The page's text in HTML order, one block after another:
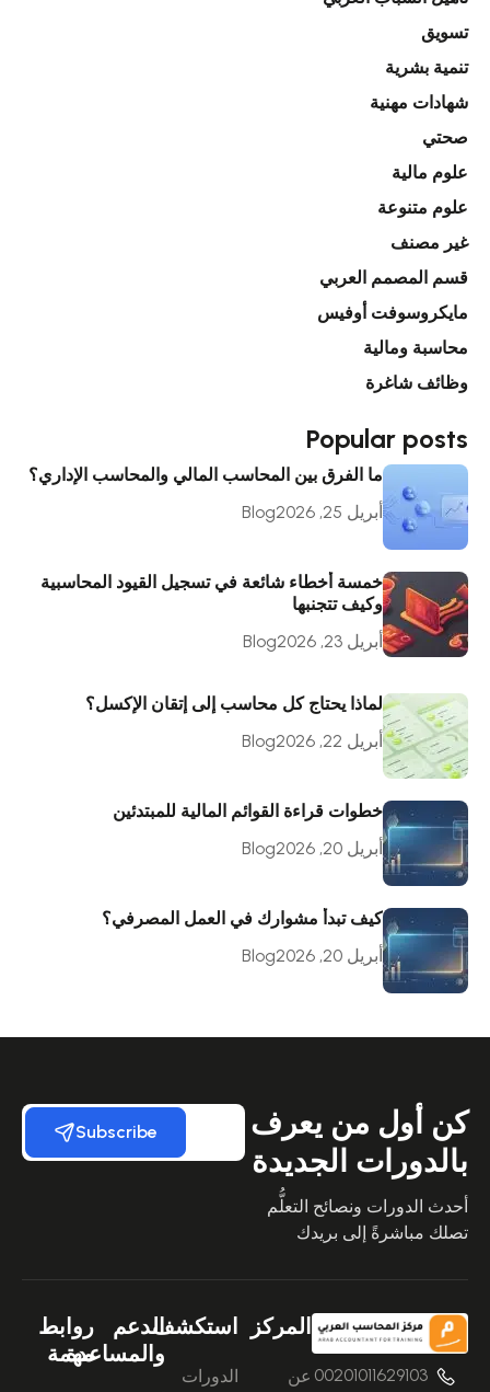
تسويق
تنمية بشرية
شهادات مهنية
صحتي
علوم مالية
علوم متنوعة
غير مصنف
قسم المصمم العربي
مايكروسوفت أوفيس
محاسبة ومالية
وظائف شاغرة
Popular posts
ما الفرق بين المحاسب المالي والمحاسب الإداري؟
أبريل 25, 2026
Blog
خمسة أخطاء شائعة في تسجيل القيود المحاسبية
وكيف تتجنبها
أبريل 23, 2026
Blog
لماذا يحتاج كل محاسب إلى إتقان الإكسل؟
أبريل 22, 2026
Blog
خطوات قراءة القوائم المالية للمبتدئين
أبريل 20, 2026
Blog
كيف تبدأ مشوارك في العمل المصرفي؟
أبريل 20, 2026
Blog
كن أول من يعرف
بالدورات الجديدة
أحدث الدورات ونصائح التعلُّم
تصلك مباشرةً إلى بريدك
Subscribe
00201011629103
المركز
عن
استكشف
الدورات
الدعم
والمساعدة
روابط
مهمة